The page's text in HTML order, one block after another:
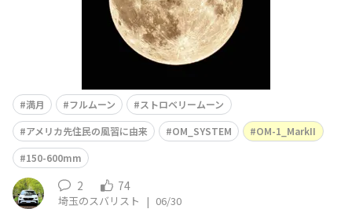
満月 フルムーン
ストロベリームーン
アメリカ先住民の風習に由来
OM_SYSTEM
OM-1_MarkII
150-600mm
2 74
埼玉のスバリスト | 06/30